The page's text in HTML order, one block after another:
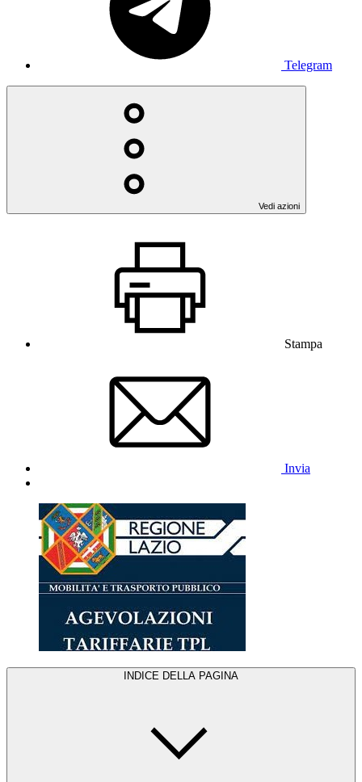
Telegram
Vedi azioni
Stampa
Invia
INDICE DELLA PAGINA